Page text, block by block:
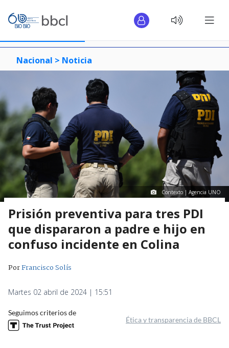
Nacional > Noticia
Contexto | Agencia UNO
Prisión preventiva para tres PDI
que dispararon a padre e hijo en
confuso incidente en Colina
PorFrancisco Solís
Martes 02 abril de 2024 | 15:51
Seguimos criterios de
Ética y transparencia de BBCL